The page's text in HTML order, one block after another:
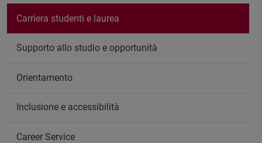
Carriera studenti e laurea
Supporto allo studio e opportunità
Orientamento
Inclusione e accessibilità
Career Service